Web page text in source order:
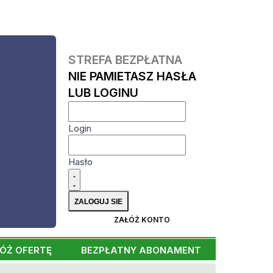
STREFA BEZPŁATNA
NIE PAMIETASZ HASŁA
LUB LOGINU
Login
Hasło
ZAŁÓŻ KONTO
OFERTĘ BEZPŁATNY ABONAMENT